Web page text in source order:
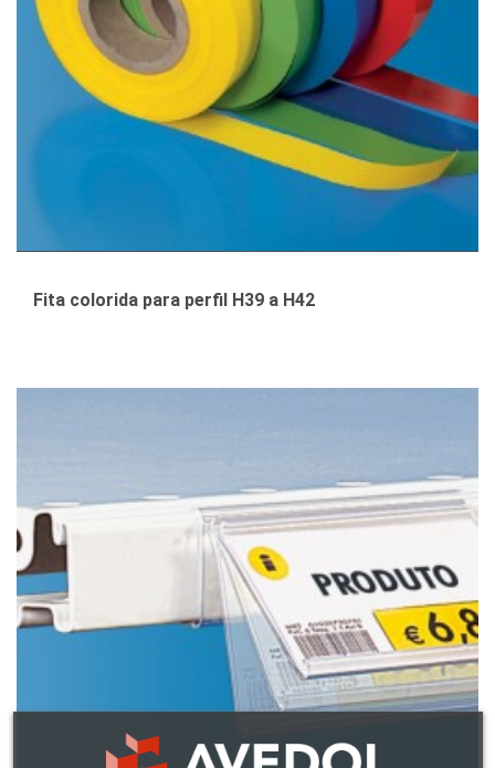
Fita colorida para perfil H39 a H42